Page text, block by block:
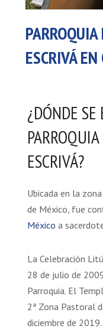
ESCRIVÁ
¿DÓNDE
ESCRIVÁ?
Ubicada en la
de México, fue
México a
La Celebración
28 de julio de
Parroquia. El
2ª Zona Pastoral
diciembre de 2019.